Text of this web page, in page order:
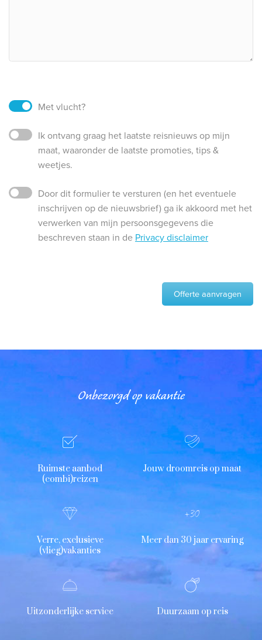
Met vlucht?
Ik ontvang graag het laatste reisnieuws op mijn
maat, waaronder de laatste promoties, tips &
weetjes.
Door dit formulier te versturen (en het eventuele
inschrijven op de nieuwsbrief) ga ik akkoord met het
verwerken van mijn persoonsgegevens die
beschreven staan in de Privacy disclaimer
Offerte aanvragen
Onbezorgd op vakantie
Ruimste aanbod
(combi)reizen
Jouw droomreis op maat
Verre, exclusieve
(vlieg)vakanties
Meer dan 30 jaar ervaring
Uitzonderlijke service Duurzaam op reis